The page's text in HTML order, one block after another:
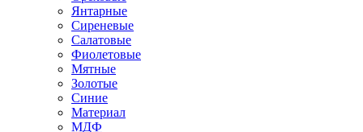
Янтарные
Сиреневые
Салатовые
Фиолетовые
Мятные
Золотые
Синие
Материал
МДФ